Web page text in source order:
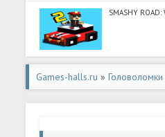
SMASHY ROAD:
Games-halls.ru »Головоломки
Trap the Cat (Шат Нуар) [МОД